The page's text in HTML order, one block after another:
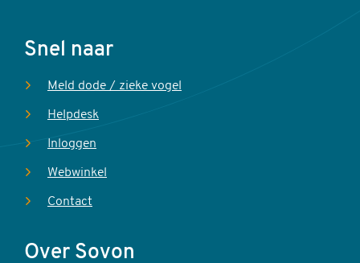
Voet
Snel naar
Meld dode / zieke vogel
Helpdesk
Inloggen
Webwinkel
Contact
Over Sovon